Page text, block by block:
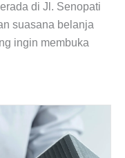
di Jl. Senopati
suasana belanja
ingin membuka